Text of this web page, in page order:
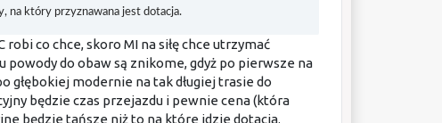
na który przyznawana jest dotacja.
co chce, skoro MI na siłę chce utrzymać
do obaw są znikome, gdyż po pierwsze na
głębokiej modernie na tak długiej trasie do
będzie czas przejazdu i pewnie cena (która
będzie tańsze niż to na które idzie dotacja.